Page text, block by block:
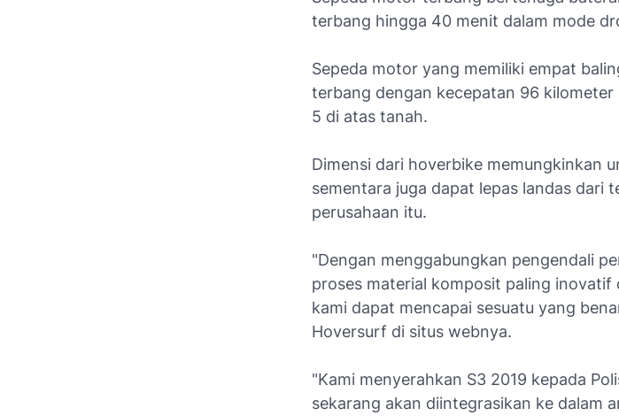
terbang hingga 40 menit dalam mode
Sepeda motor yang memiliki empat
terbang dengan kecepatan 96
5 di atas tanah.
Dimensi dari hoverbike memungkinkan
sementara juga dapat lepas landas dari
perusahaan itu.
"Dengan menggabungkan pengendali
proses material komposit paling inovatif
kami dapat mencapai sesuatu yang
Hoversurf di situs webnya.
"Kami menyerahkan S3 2019 kepada
sekarang akan diintegrasikan ke dalam